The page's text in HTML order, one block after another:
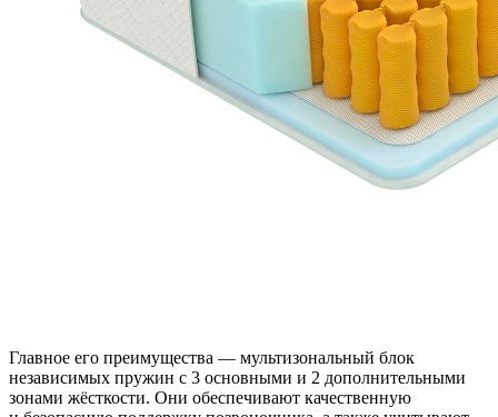
Главное его преимущества — мультизональный блок
независимых пружин с 3 основными и 2 дополнительными
зонами жёсткости. Они обеспечивают качественную